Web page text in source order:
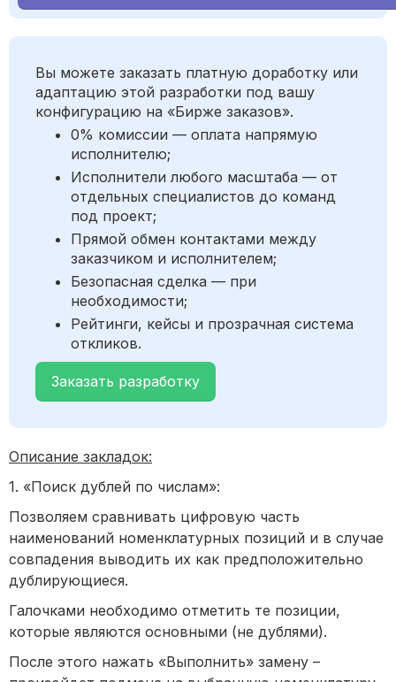
Вы можете заказать платную доработку или
адаптацию этой разработки под вашу
конфигурацию на «Бирже заказов».
0% комиссии — оплата напрямую
исполнителю;
Исполнители любого масштаба — от
отдельных специалистов до команд
под проект;
Прямой обмен контактами между
заказчиком и исполнителем;
Безопасная сделка — при
необходимости;
Рейтинги, кейсы и прозрачная система
откликов.
Заказать разработку
Описание закладок:
1. «Поиск дублей по числам»:
Позволяем сравнивать цифровую часть
наименований номенклатурных позиций и в случае
совпадения выводить их как предположительно
дублирующиеся.
Галочками необходимо отметить те позиции,
которые являются основными (не дублями).
После этого нажать «Выполнить» замену –